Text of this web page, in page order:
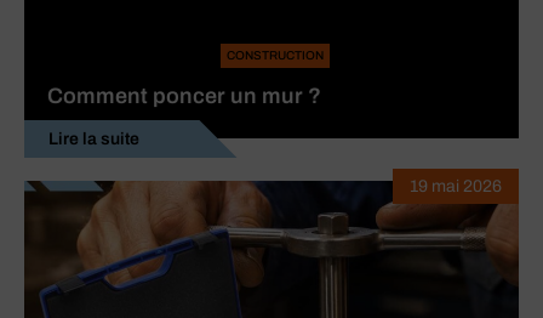
CONSTRUCTION
Comment poncer un mur ?
Lire la suite
19 mai 2026